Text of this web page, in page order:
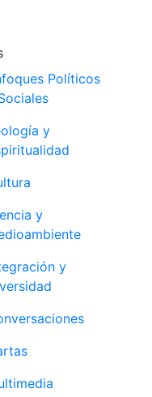
Políticos
y
y
y